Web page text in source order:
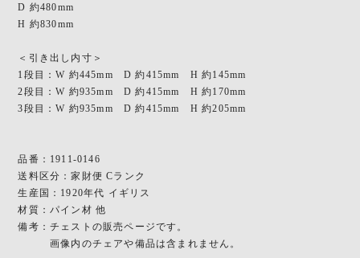
D 約480mm
H 約830mm
＜引き出し内寸＞
1段目：W 約445mm D 約415mm H 約145mm
2段目：W 約935mm D 約415mm H 約170mm
3段目：W 約935mm D 約415mm H 約205mm
品番：1911-0146
送料区分：家財便 Cランク
生産国：1920年代 イギリス
材質：パイン材 他
備考：チェストの販売ページです。
画像内のチェアや備品は含まれません。